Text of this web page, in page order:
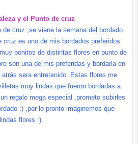
y el Punto de cruz
cruz ,se viene la semana del bordado
es uno de mis bordados preferidos
bonitos de distintas flores en punto de
son una de mis preferidas y bordarla en
sera entretenido .Estas flores me
muy lindas que fueron bordadas a
regalo mega especial ,prometo subirles
:) ,por lo pronto imaginemos que
flores :).